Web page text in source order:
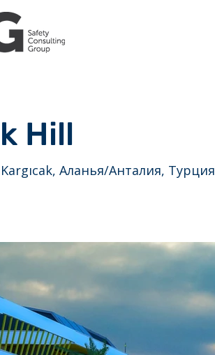
Hill
Аланья/Анталия, Турция